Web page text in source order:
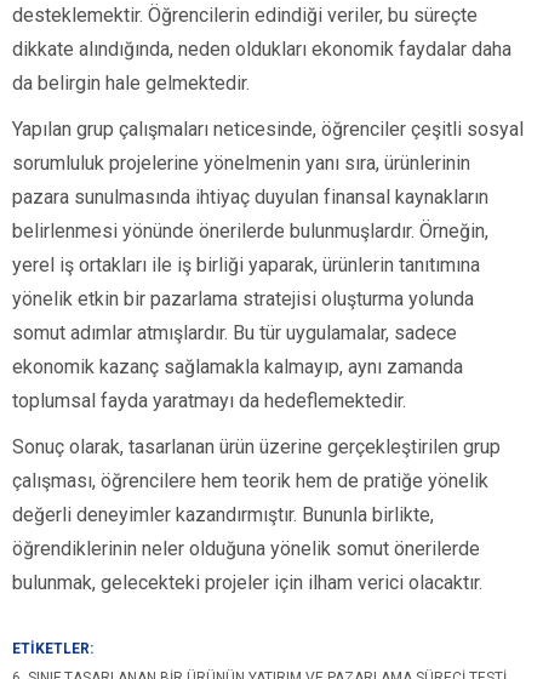
desteklemektir. Öğrencilerin edindiği veriler, bu süreçte
dikkate alındığında, neden oldukları ekonomik faydalar daha
da belirgin hale gelmektedir.
Yapılan grup çalışmaları neticesinde, öğrenciler çeşitli sosyal
sorumluluk projelerine yönelmenin yanı sıra, ürünlerinin
pazara sunulmasında ihtiyaç duyulan finansal kaynakların
belirlenmesi yönünde önerilerde bulunmuşlardır. Örneğin,
yerel iş ortakları ile iş birliği yaparak, ürünlerin tanıtımına
yönelik etkin bir pazarlama stratejisi oluşturma yolunda
somut adımlar atmışlardır. Bu tür uygulamalar, sadece
ekonomik kazanç sağlamakla kalmayıp, aynı zamanda
toplumsal fayda yaratmayı da hedeflemektedir.
Sonuç olarak, tasarlanan ürün üzerine gerçekleştirilen grup
çalışması, öğrencilere hem teorik hem de pratiğe yönelik
değerli deneyimler kazandırmıştır. Bununla birlikte,
öğrendiklerinin neler olduğuna yönelik somut önerilerde
bulunmak, gelecekteki projeler için ilham verici olacaktır.
ETİKETLER: